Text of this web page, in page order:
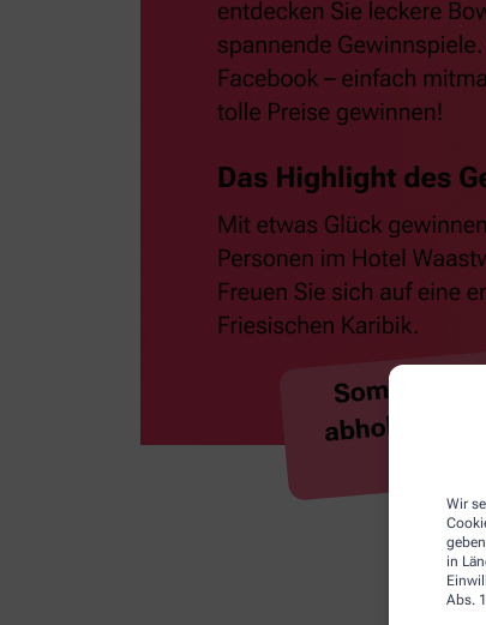
Wir
in
Abs.